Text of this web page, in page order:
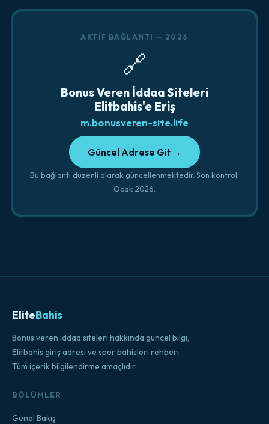
AKTIF BAĞLANTI — 2026
🔗
Bonus Veren İddaa Siteleri
Elitbahis'e Eriş
m.bonusveren-site.life
Güncel Adrese Git →
Bu bağlantı düzenli olarak güncellenmektedir. Son kontrol:
Ocak 2026.
EliteBahis
Bonus veren iddaa siteleri hakkında güncel bilgi,
Elitbahis giriş adresi ve spor bahisleri rehberi.
Tüm içerik bilgilendirme amaçlıdır.
BÖLÜMLER
Genel Bakış